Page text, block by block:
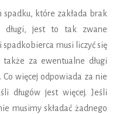
spadku, które zakłada brak
długi, jest to tak zwane
musi liczyć się
za ewentualne długi
Co więcej odpowiada za nie
długów jest więcej. Jeśli
musimy składać żadnego